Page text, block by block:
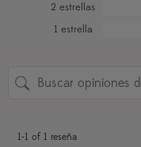
2 estrellas
1 estrella
1-1 of 1 reseña